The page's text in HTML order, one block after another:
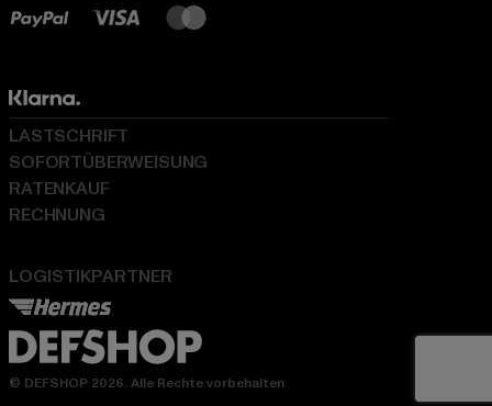
LOGISTIKPARTNER
LASTSCHRIFT
SOFORTÜBERWEISUNG
RATENKAUF
RECHNUNG
© DEFSHOP 2026. Alle Rechte vorbehalten